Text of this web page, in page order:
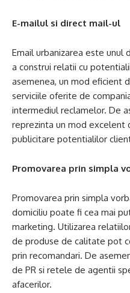
E-mailul si direct mail-ul
Email urbanizarea este unul
a construi relatii cu
asemenea, un mod eficient
serviciile oferite de
intermediul reclamelor. De
reprezinta un mod excelent
publicitare potentialilor
Promovarea prin simpla
Promovarea prin simpla
domiciliu poate fi cea mai
marketing. Utilizarea
de produse de calitate pot
prin recomandari. De
de PR si retele de agentii
afacerilor.